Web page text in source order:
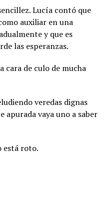
Lucía contó que
auxiliar en una
y que es
las esperanzas.
cara de culo de mucha
veredas dignas
apurada vaya uno a saber
está roto.